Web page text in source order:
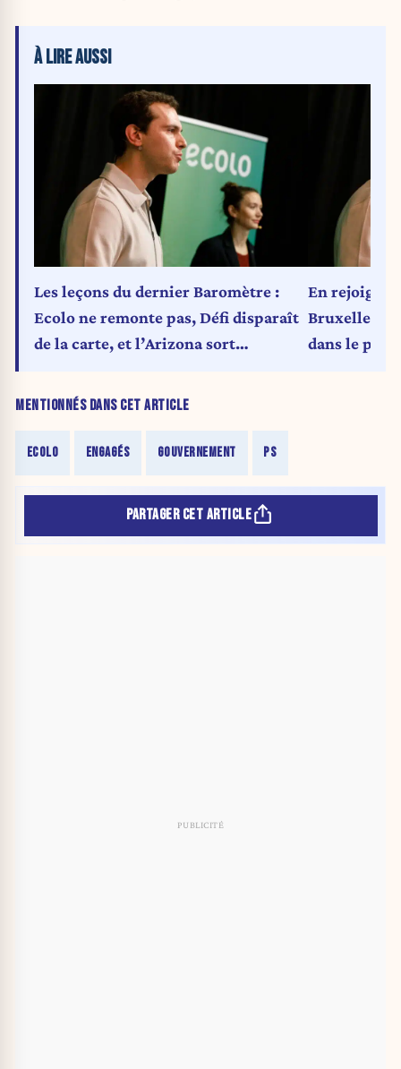
MENTIONNÉS DANS CET ARTICLE
ECOLO ENGAGÉS GOUVERNEMENT PS
À LIRE AUSSI
Les leçons du dernier Baromètre :
Ecolo ne remonte pas, Défi disparaît
de la carte, et l’Arizona sort
En
Bruxelles,
dans le
PARTAGER CET ARTICLE